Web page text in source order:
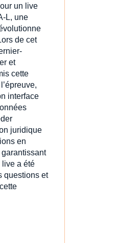
un live
une
de cet
et
cette
interface
juridique
en
garantissant
live a été
questions et